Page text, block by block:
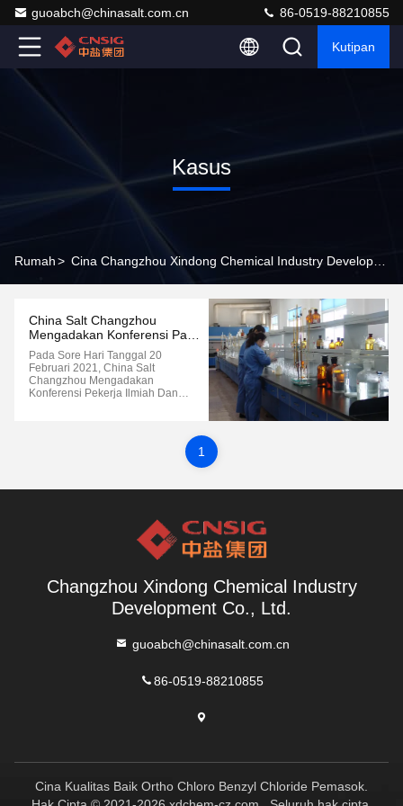
guoabch@chinasalt.com.cn 86-0519-88210855
Kutipan
Kasus
Rumah>
China Salt Changzhou
Mengadakan Konferensi Para
Pekerja Ilmiah Dan Teknologi
Pada Sore Hari Tanggal 20
Februari 2021, China Salt
Changzhou Mengadakan
Konferensi Pekerja Ilmiah Dan
1
Changzhou Xindong Chemical Industry
Development Co., Ltd.
guoabch@chinasalt.com.cn
86-0519-88210855
Cina Kualitas Baik Ortho Chloro Benzyl Chloride Pemasok.